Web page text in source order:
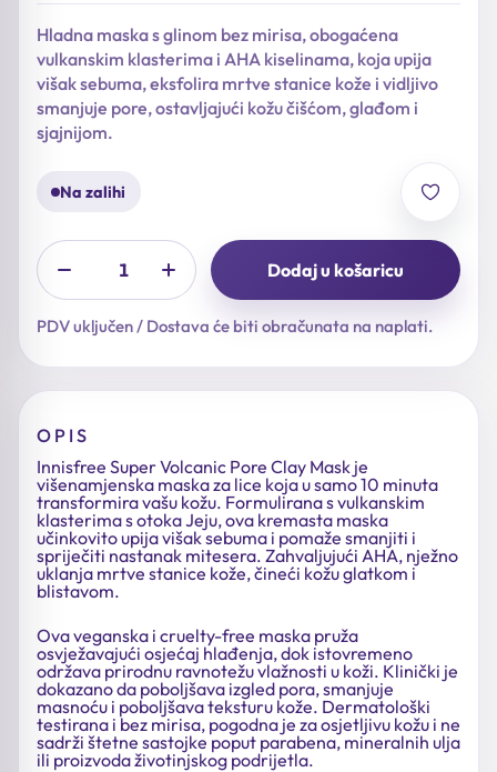
je:
22,90 €.
18,32 €.
Hladna maska s glinom bez mirisa, obogaćena
vulkanskim klasterima i AHA kiselinama, koja upija
višak sebuma, eksfolira mrtve stanice kože i vidljivo
smanjuje pore, ostavljajući kožu čišćom, glađom i
sjajnijom.
Na zalihi
Dodaj u košaricu
PDV uključen / Dostava će biti obračunata na naplati.
OPIS
Innisfree Super Volcanic Pore Clay Mask je
višenamjenska maska za lice koja u samo 10 minuta
transformira vašu kožu. Formulirana s vulkanskim
klasterima s otoka Jeju, ova kremasta maska
učinkovito upija višak sebuma i pomaže smanjiti i
spriječiti nastanak mitesera. Zahvaljujući AHA, nježno
uklanja mrtve stanice kože, čineći kožu glatkom i
blistavom.
Ova veganska i cruelty-free maska pruža
osvježavajući osjećaj hlađenja, dok istovremeno
održava prirodnu ravnotežu vlažnosti u koži. Klinički je
dokazano da poboljšava izgled pora, smanjuje
masnoću i poboljšava teksturu kože. Dermatološki
testirana i bez mirisa, pogodna je za osjetljivu kožu i ne
sadrži štetne sastojke poput parabena, mineralnih ulja
ili proizvoda životinjskog podrijetla.